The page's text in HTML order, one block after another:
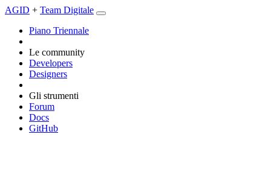
AGID + Team Digitale
Piano Triennale
Le community
Developers
Designers
Gli strumenti
Forum
Docs
GitHub